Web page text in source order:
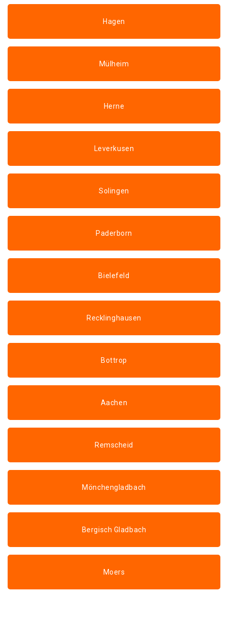
Hagen
Mülheim
Herne
Leverkusen
Solingen
Paderborn
Bielefeld
Recklinghausen
Bottrop
Aachen
Remscheid
Mönchengladbach
Bergisch Gladbach
Moers